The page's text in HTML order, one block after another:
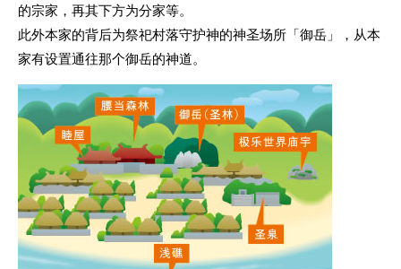
的宗家，再其下方为分家等。
此外本家的背后为祭祀村落守护神的神圣场所「御岳」，从本
家有设置通往那个御岳的神道。